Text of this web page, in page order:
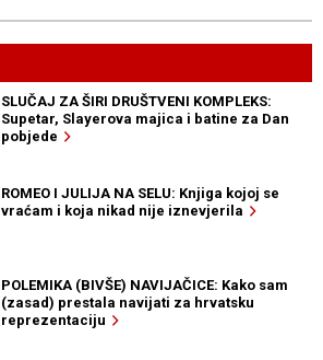
SLUČAJ ZA ŠIRI DRUŠTVENI KOMPLEKS:
Supetar, Slayerova majica i batine za Dan
pobjede
ROMEO I JULIJA NA SELU: Knjiga kojoj se
vraćam i koja nikad nije iznevjerila
POLEMIKA (BIVŠE) NAVIJAČICE: Kako sam
(zasad) prestala navijati za hrvatsku
reprezentaciju